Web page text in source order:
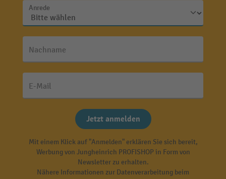
Anrede
Nachname
E-Mail
Jetzt anmelden
Mit einem Klick auf "Anmelden" erklären Sie sich bereit,
Werbung von Jungheinrich PROFISHOP in Form von
Newsletter zu erhalten.
Nähere Informationen zur Datenverarbeitung beim